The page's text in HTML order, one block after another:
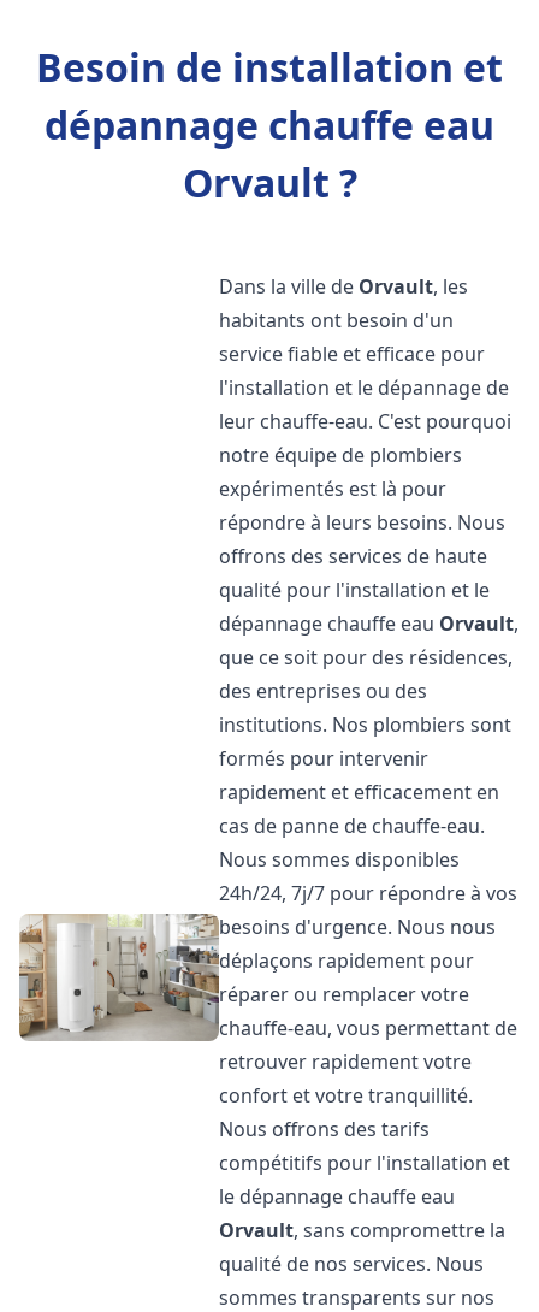
Besoin de installation et
dépannage chauffe eau
Orvault ?
Dans la ville de Orvault, les
habitants ont besoin d'un
service fiable et efficace pour
l'installation et le dépannage de
leur chauffe-eau. C'est pourquoi
notre équipe de plombiers
expérimentés est là pour
répondre à leurs besoins. Nous
offrons des services de haute
qualité pour l'installation et le
dépannage chauffe eau Orvault,
que ce soit pour des résidences,
des entreprises ou des
institutions. Nos plombiers sont
formés pour intervenir
rapidement et efficacement en
cas de panne de chauffe-eau.
Nous sommes disponibles
24h/24, 7j/7 pour répondre à vos
besoins d'urgence. Nous nous
déplaçons rapidement pour
réparer ou remplacer votre
chauffe-eau, vous permettant de
retrouver rapidement votre
confort et votre tranquillité.
Nous offrons des tarifs
compétitifs pour l'installation et
le dépannage chauffe eau
Orvault, sans compromettre la
qualité de nos services. Nous
sommes transparents sur nos